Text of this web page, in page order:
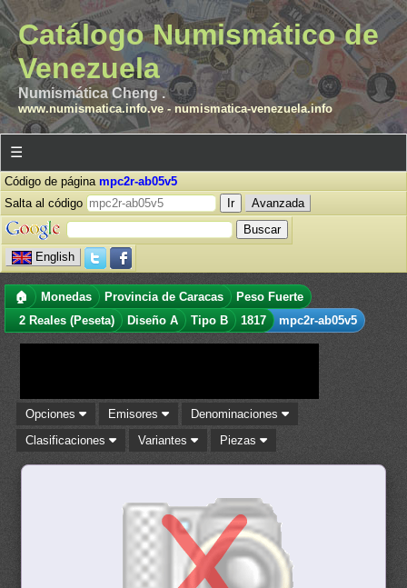
Catálogo Numismático de
Venezuela
Numismática Cheng .
www.numismatica.info.ve- numismatica-venezuela.info
☰
Código de página mpc2r-ab05v5
Salta al código
Avanzada
English
🏠 Monedas Provincia de Caracas
Peso Fuerte
2 Reales (Peseta)
Diseño A Tipo B 1817 mpc2r-ab05v5
Opciones Emisores
Denominaciones
Clasificaciones
Variantes Piezas